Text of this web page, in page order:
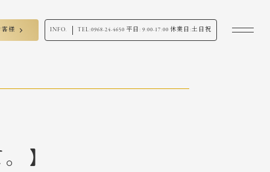
客様 INFO. TEL:0968-24-4650 平日: 9:00-17:00 休業日:土日祝
】